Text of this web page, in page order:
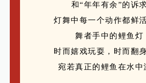
和“年年有余”的诉
灯舞中每一个动作都鲜
舞者手中的鲤鱼灯
时而嬉戏玩耍，时而翻
宛若真正的鲤鱼在水中